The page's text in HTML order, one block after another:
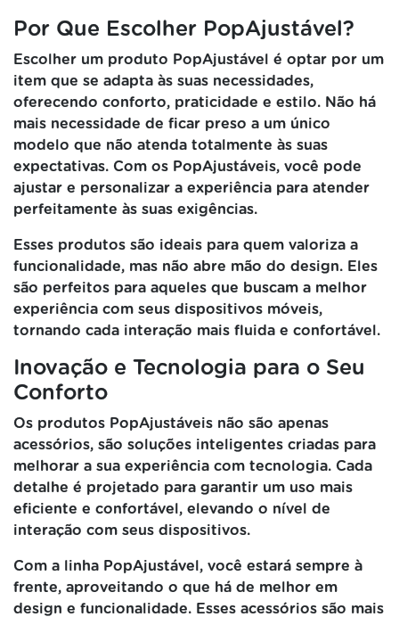
Por Que Escolher PopAjustável?
Escolher um produto PopAjustável é optar por um
item que se adapta às suas necessidades,
oferecendo conforto, praticidade e estilo. Não há
mais necessidade de ficar preso a um único
modelo que não atenda totalmente às suas
expectativas. Com os PopAjustáveis, você pode
ajustar e personalizar a experiência para atender
perfeitamente às suas exigências.
Esses produtos são ideais para quem valoriza a
funcionalidade, mas não abre mão do design. Eles
são perfeitos para aqueles que buscam a melhor
experiência com seus dispositivos móveis,
tornando cada interação mais fluida e confortável.
Inovação e Tecnologia para o Seu
Conforto
Os produtos PopAjustáveis não são apenas
acessórios, são soluções inteligentes criadas para
melhorar a sua experiência com tecnologia. Cada
detalhe é projetado para garantir um uso mais
eficiente e confortável, elevando o nível de
interação com seus dispositivos.
Com a linha PopAjustável, você estará sempre à
frente, aproveitando o que há de melhor em
design e funcionalidade. Esses acessórios são mais